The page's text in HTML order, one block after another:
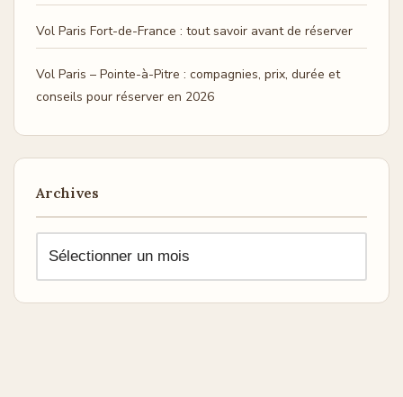
Vol Paris Fort-de-France : tout savoir avant de réserver
Vol Paris – Pointe-à-Pitre : compagnies, prix, durée et
conseils pour réserver en 2026
Archives